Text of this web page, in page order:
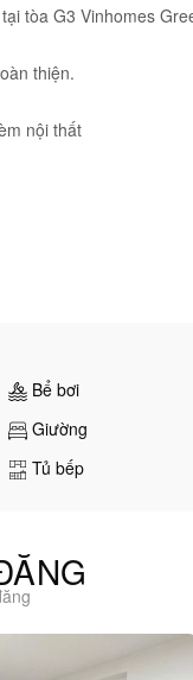
tòa G3 Vinhomes
thiện.
nội thất
Bể bơi
Giường
Tủ bếp